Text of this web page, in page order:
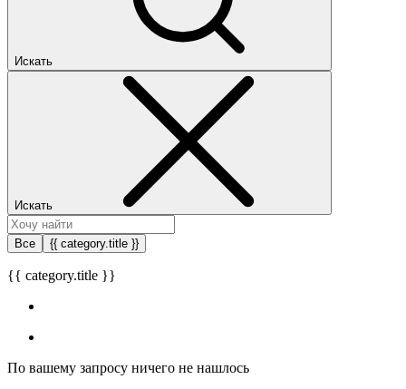
Искать
Искать
Все {{ category.title }}
{{ category.title }}
По вашему запросу ничего не нашлось